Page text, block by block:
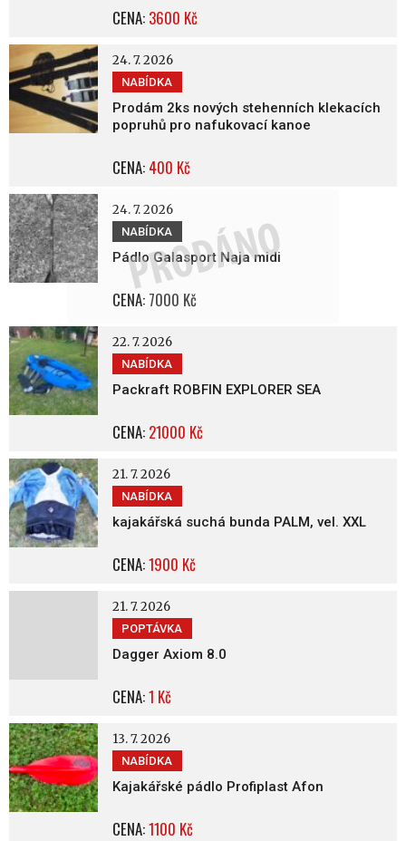
CENA: 3600 Kč
NABÍDKA
Prodám 2ks nových stehenních klekacích
popruhů pro nafukovací kanoe
CENA: 400 Kč
24. 7. 2026
NABÍDKA
Pádlo Galasport Naja midi
CENA: 7000 Kč
24. 7. 2026
NABÍDKA
Packraft ROBFIN EXPLORER SEA
CENA: 21000 Kč
22. 7. 2026
NABÍDKA
kajakářská suchá bunda PALM, vel. XXL
CENA:1900 Kč
21. 7. 2026
POPTÁVKA
Dagger Axiom 8.0
CENA:1 Kč
21. 7. 2026
NABÍDKA
Kajakářské pádlo Profiplast Afon
CENA:1100 Kč
13. 7. 2026